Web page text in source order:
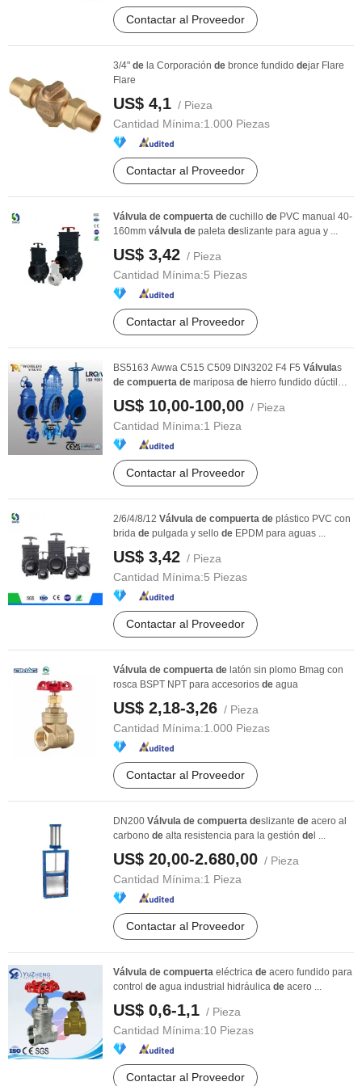
Contactar al Proveedor
3/4" de la Corporación de bronce fundido dejar Flare
Flare
US$ 4,1 / Pieza
Cantidad Mínima:1.000 Piezas
Contactar al Proveedor
Válvula de compuerta de cuchillo de PVC manual 40-
160mm válvula de paleta deslizante para agua y ...
US$ 3,42 / Pieza
Cantidad Mínima:5 Piezas
Contactar al Proveedor
BS5163 Awwa C515 C509 DIN3202 F4 F5 Válvulas
de compuerta de mariposa de hierro fundido dúctil
US$ 10,00-100,00 / Pieza
Cantidad Mínima:1 Pieza
Contactar al Proveedor
2/6/4/8/12 Válvula de compuerta de plástico PVC con
brida de pulgada y sello de EPDM para aguas ...
US$ 3,42 / Pieza
Cantidad Mínima:5 Piezas
Contactar al Proveedor
Válvula de compuerta de latón sin plomo Bmag con
rosca BSPT NPT para accesorios de agua
US$ 2,18-3,26 / Pieza
Cantidad Mínima:1.000 Piezas
Contactar al Proveedor
DN200 Válvula de compuerta deslizante de acero al
carbono de alta resistencia para la gestión de l ...
US$ 20,00-2.680,00 / Pieza
Cantidad Mínima:1 Pieza
Contactar al Proveedor
Válvula de compuerta eléctrica de acero fundido para
control de agua industrial hidráulica de acero ...
US$ 0,6-1,1 / Pieza
Cantidad Mínima:10 Piezas
Contactar al Proveedor